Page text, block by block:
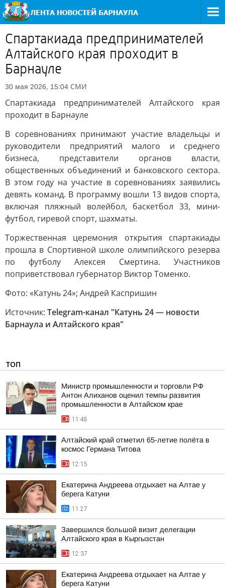
Спартакиада предпринимателей
Алтайского края проходит в
Барнауле
30 мая 2026, 15:04 СМИ
Спартакиада предпринимателей Алтайского края
проходит в Барнауле
В соревнованиях принимают участие владельцы и
руководители предприятий малого и среднего
бизнеса, представители органов власти,
общественных объединений и банковского сектора.
В этом году на участие в соревнованиях заявились
девять команд. В программу вошли 13 видов спорта,
включая пляжный волейбол, баскетбол 33, мини-
футбол, гиревой спорт, шахматы.
Торжественная церемония открытия спартакиады
прошла в Спортивной школе олимпийского резерва
по футболу Алексея Смертина. Участников
поприветствовал губернатор Виктор Томенко.
Фото: «Катунь 24»; Андрей Каспришин
Источник: Telegram-канал "Катунь 24 — новости
Барнаула и Алтайского края"
ТОП
Министр промышленности и торговли РФ
Антон Алиханов оценил темпы развития
промышленности в Алтайском крае
11:48
Алтайский край отметил 65-летие полёта в
космос Германа Титова
12:15
Екатерина Андреева отдыхает на Алтае у
берега Катуни
11:27
Завершился большой визит делегации
Алтайского края в Кыргызстан
12:37
Екатерина Андреева отдыхает на Алтае у
берега Катуни